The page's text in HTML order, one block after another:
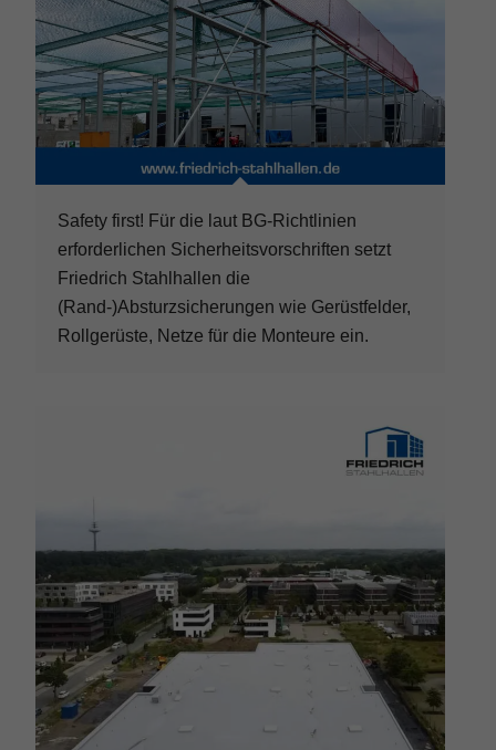
Safety first! Für die laut BG-Richtlinien
erforderlichen Sicherheitsvorschriften setzt
Friedrich Stahlhallen die
(Rand-)Absturzsicherungen wie Gerüstfelder,
Rollgerüste, Netze für die Monteure ein.